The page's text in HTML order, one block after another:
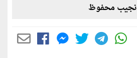
نجيب محفوظ